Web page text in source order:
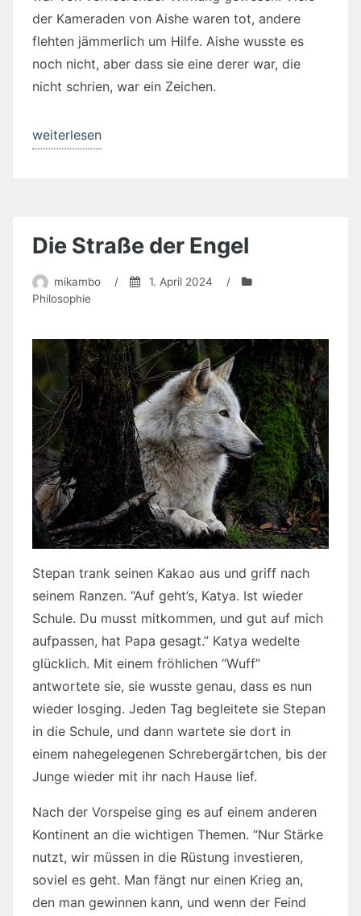
der Kameraden von Aishe waren tot, andere
flehten jämmerlich um Hilfe. Aishe wusste es
noch nicht, aber dass sie eine derer war, die
nicht schrien, war ein Zeichen.
„In
warten
Bären“
weiterlesen
Die Straße der Engel
mikambo / 1. April 2024
/
Philosophie
Stepan trank seinen Kakao aus und griff nach
seinem Ranzen. “Auf geht’s, Katya. Ist wieder
Schule. Du musst mitkommen, und gut auf mich
aufpassen, hat Papa gesagt.” Katya wedelte
glücklich. Mit einem fröhlichen “Wuff”
antwortete sie, sie wusste genau, dass es nun
wieder losging. Jeden Tag begleitete sie Stepan
in die Schule, und dann wartete sie dort in
einem nahegelegenen Schrebergärtchen, bis der
Junge wieder mit ihr nach Hause lief.
Nach der Vorspeise ging es auf einem anderen
Kontinent an die wichtigen Themen. “Nur Stärke
nutzt, wir müssen in die Rüstung investieren,
soviel es geht. Man fängt nur einen Krieg an,
den man gewinnen kann, und wenn der Feind